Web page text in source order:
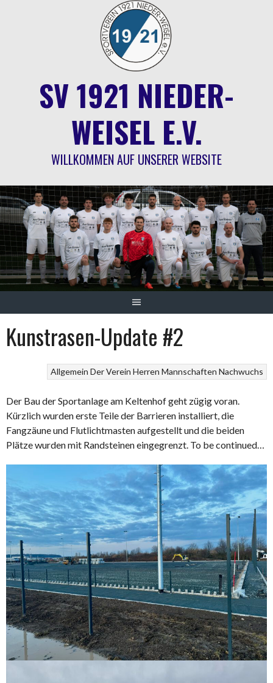
SV 1921 NIEDER-
WEISEL E.V.
WILLKOMMEN AUF UNSERER WEBSITE
Kunstrasen-Update #2
Allgemein Der Verein Herren Mannschaften Nachwuchs
Der Bau der Sportanlage am Keltenhof geht zügig voran.
Kürzlich wurden erste Teile der Barrieren installiert, die
Fangzäune und Flutlichtmasten aufgestellt und die beiden
Plätze wurden mit Randsteinen eingegrenzt. To be continued…